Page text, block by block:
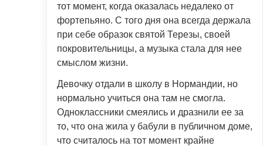
тот момент, когда оказалась недалеко от
фортепьяно. С того дня она всегда держала
при себе образок святой Терезы, своей
покровительницы, а музыка стала для нее
смыслом жизни.
Девочку отдали в школу в Нормандии, но
нормально учиться она там не смогла.
Одноклассники смеялись и дразнили ее за
то, что она жила у бабули в публичном доме,
что считалось на тот момент крайне